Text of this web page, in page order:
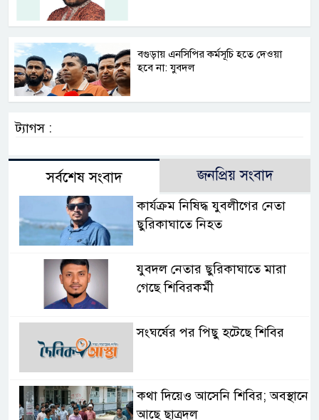
বগুড়ায় এনসিপির কর্মসূচি হতে দেওয়া
হবে না: যুবদল
ট্যাগস :
সর্বশেষ সংবাদ জনপ্রিয় সংবাদ
কার্যক্রম নিষিদ্ধ যুবলীগের নেতা
ছুরিকাঘাতে নিহত
যুবদল নেতার ছুরিকাঘাতে মারা
গেছে শিবিরকর্মী
সংঘর্ষের পর পিছু হটেছে শিবির
কথা দিয়েও আসেনি শিবির; অবস্থানে
আছে ছাত্রদল